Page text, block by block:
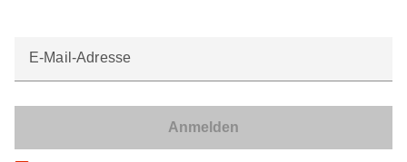
E-Mail-Adresse